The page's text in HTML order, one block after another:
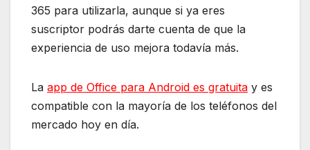
365 para utilizarla, aunque si ya eres
suscriptor podrás darte cuenta de que la
experiencia de uso mejora todavía más.
La app de Office para Android es gratuita y es
compatible con la mayoría de los teléfonos del
mercado hoy en día.